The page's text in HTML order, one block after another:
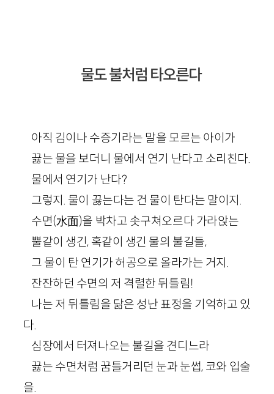
물도 불처럼 타오른다
아직 김이나 수증기라는 말을 모르는 아이가
끓는 물을 보더니 물에서 연기 난다고 소리친다.
물에서 연기가 난다?
그렇지. 물이 끓는다는 건 물이 탄다는 말이지.
수면(水面)을 박차고 솟구쳐오르다 가라앉는
뿔같이 생긴, 혹같이 생긴 물의 불길들,
그 물이 탄 연기가 허공으로 올라가는 거지.
잔잔하던 수면의 저 격렬한 뒤틀림!
나는 저 뒤틀림을 닮은 성난 표정을 기억하고 있
다.
심장에서 터져나오는 불길을 견디느라
끓는 수면처럼 꿈틀거리던 눈과 눈썹, 코와 입술
을.